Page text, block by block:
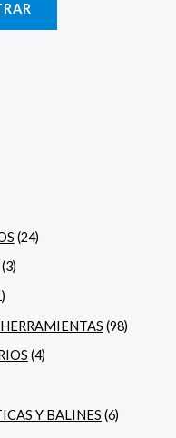
(24)
(3)
(98)
(4)
Y BALINES (6)